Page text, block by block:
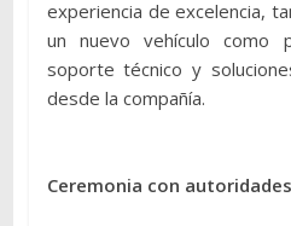
experiencia de excelencia,
un nuevo vehículo como
soporte técnico y
desde la compañía.
Ceremonia con